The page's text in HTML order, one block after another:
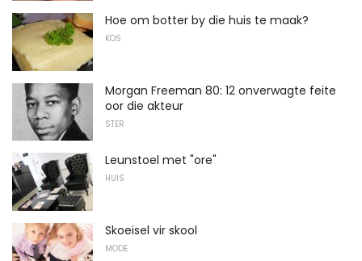
Hoe om botter by die huis te maak?
KOS
Morgan Freeman 80: 12 onverwagte feite
oor die akteur
STER
Leunstoel met "ore"
HUIS
Skoeisel vir skool
MODE